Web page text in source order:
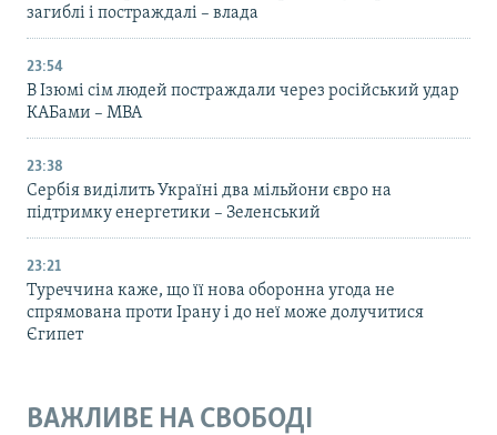
загиблі і постраждалі – влада
23:54
В Ізюмі сім людей постраждали через російський удар
КАБами – МВА
23:38
Сербія виділить Україні два мільйони євро на
підтримку енергетики – Зеленський
23:21
Туреччина каже, що її нова оборонна угода не
спрямована проти Ірану і до неї може долучитися
Єгипет
ВАЖЛИВЕ НА СВОБОДІ